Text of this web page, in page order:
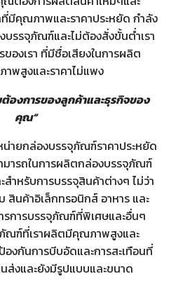
มีคุณภาพและราคาประหยัด กำลัง
บรรจุภัณฑ์และไม่ต้องสั่งขั้นต่ำเรา
องเรา ที่มีชื่อเสียงในการผลิต
พสูงและราคาไม่แพง
องการของลูกค้าและธุรกิจของ
คุณ”
น่ายกล่องบรรจุภัณฑ์ราคาประหยัด
มารถในการผลิตกล่องบรรจุภัณฑ์
ำหรับการบรรจุสินค้าต่างๆ ไม่ว่า
สินค้าอิเล็กทรอนิกส์ อาหาร และ
รการบรรจุภัณฑ์ที่พิเศษและอื่นๆ
ณฑ์ที่เราผลิตมีคุณภาพสูงและ
องกันการบีบอัดและการสะเทือนที่
ส่งและยังมีรูปแบบและขนาด